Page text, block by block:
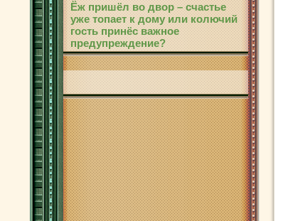
Ёж пришёл во двор – счастье
уже топает к дому или колючий
гость принёс важное
предупреждение?